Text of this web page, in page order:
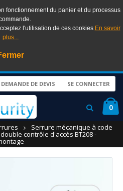
fonctionnement du panier et du processus
l'utilisation de ces cookies En savoir
plus...
DEMANDE DE DEVIS SE CONNECTER
0
Serrure mécanique à code
contrôle d'accès BT208 -